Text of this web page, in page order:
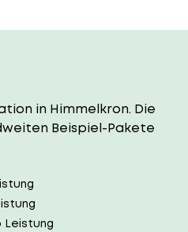
in Himmelkron. Die
Beispiel-Pakete
Leistung